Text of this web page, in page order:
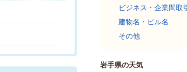
ビジネス・企業間取引
建物名・ビル名
その他
岩手県の天気